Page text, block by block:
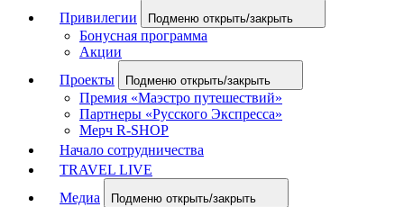
Привилегии
Подменю открыть/закрыть
Бонусная программа
Акции
Проекты
Подменю открыть/закрыть
Премия «Маэстро путешествий»
Партнеры «Русского Экспресса»
Мерч R-SHOP
Начало сотрудничества
TRAVEL LIVE
Медиа
Подменю открыть/закрыть